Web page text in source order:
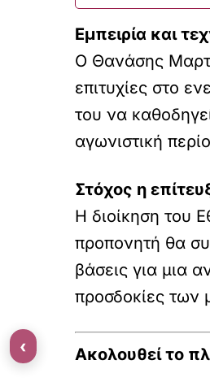
Εμπειρία και
Ο Θανάσης
επιτυχίες στο
του να
αγωνιστική
Στόχος η
Η διοίκηση του
προπονητή θα
βάσεις για μια
προσδοκίες των
Ακολουθεί το
‹